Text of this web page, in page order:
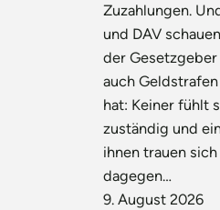
Zuzahlungen.
und DAV
der Gesetzgeber
auch
hat: Keiner fühlt
zuständig und
ihnen trauen
dagegen…
9. August 2026